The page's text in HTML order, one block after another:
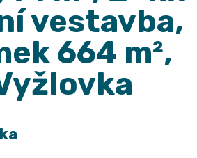
vestavba,
664 m²,